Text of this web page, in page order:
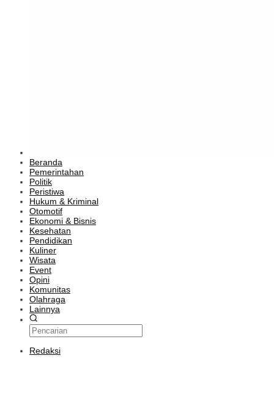
Beranda
Pemerintahan
Politik
Peristiwa
Hukum & Kriminal
Otomotif
Ekonomi & Bisnis
Kesehatan
Pendidikan
Kuliner
Wisata
Event
Opini
Komunitas
Olahraga
Lainnya
Redaksi